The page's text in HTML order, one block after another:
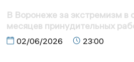
В Воронеже за экстремизм в
месяцев принудительных
02/06/2026 23:00